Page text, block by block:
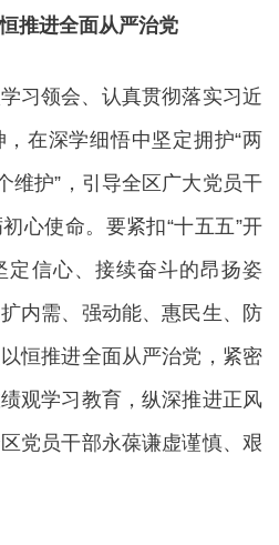
推进全面从严治党
领会、认真贯彻落实习近
在深学细悟中坚定拥护“两
维护”，引导全区广大党员干
心使命。要紧扣“十五五”开
定信心、接续奋斗的昂扬姿
内需、强动能、惠民生、防
恒推进全面从严治党，紧密
观学习教育，纵深推进正风
党员干部永葆谦虚谨慎、艰